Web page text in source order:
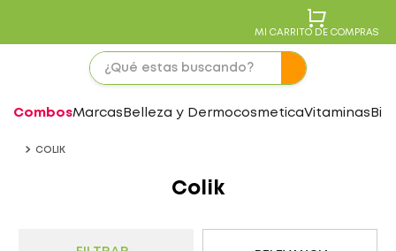
MI CARRITO DE COMPRAS
CombosMarcas Belleza y DermocosmeticaVitaminas
COLIK
Colik